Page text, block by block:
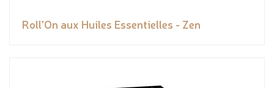
Roll'On aux Huiles Essentielles - Zen